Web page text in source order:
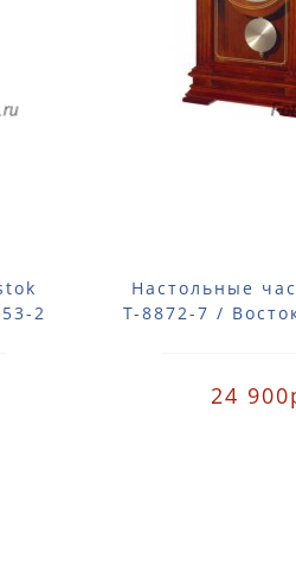
2
Настольные
Т-8872-7 /
24